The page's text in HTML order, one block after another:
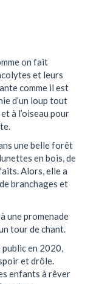
on fait
et leurs
comme il est
d’un loup tout
à l’oiseau pour
une belle forêt
en bois, de
Alors, elle a
branchages et
une promenade
tour de chant.
public en 2020,
et drôle.
enfants à rêver